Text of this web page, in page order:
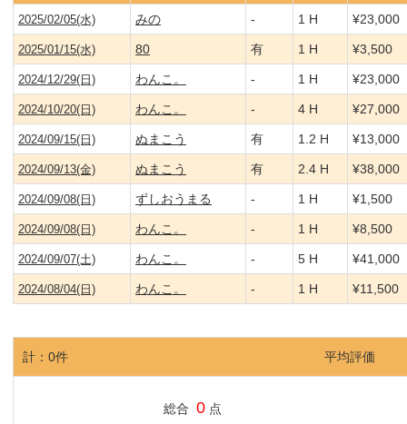
2025/02/05(水) みの - 1 H ¥23,000
2025/01/15(水) 80 有 1 H ¥3,500
2024/12/29(日) わんこ。 - 1 H ¥23,000
2024/10/20(日) わんこ。 - 4 H ¥27,000
2024/09/15(日) ぬまこう 有 1.2 H ¥13,000
2024/09/13(金) ぬまこう 有 2.4 H ¥38,000
2024/09/08(日) ずしおうまる - 1 H ¥1,500
2024/09/08(日) わんこ。 - 1 H ¥8,500
2024/09/07(土) わんこ。 - 5 H ¥41,000
2024/08/04(日) わんこ。 - 1 H ¥11,500
計： 0件 平均評価
総合 0点